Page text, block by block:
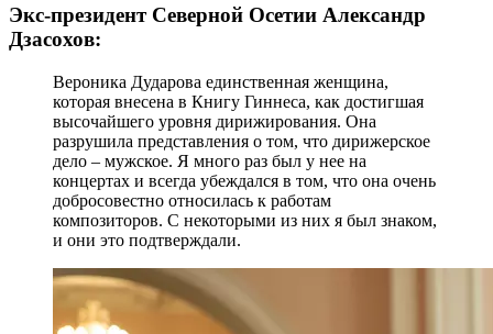
Экс-президент Северной Осетии Александр
Дзасохов:
Вероника Дударова единственная женщина,
которая внесена в Книгу Гиннеса, как достигшая
высочайшего уровня дирижирования. Она
разрушила представления о том, что дирижерское
дело – мужское. Я много раз был у нее на
концертах и всегда убеждался в том, что она очень
добросовестно относилась к работам
композиторов. С некоторыми из них я был знаком,
и они это подтверждали.